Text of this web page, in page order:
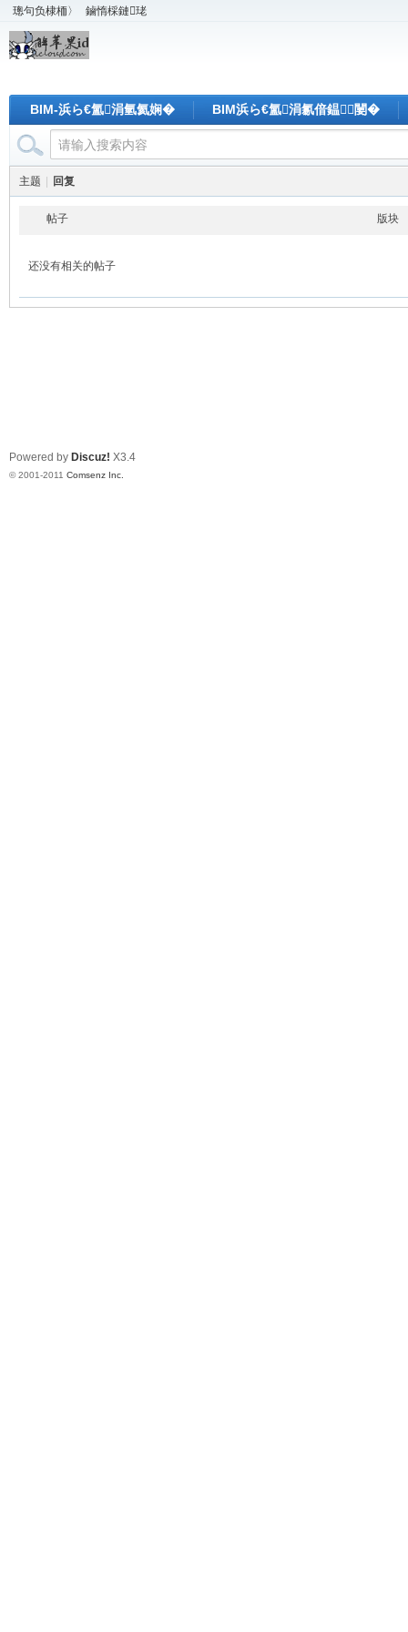
璁句负棣栭〉 鏀惰棌鏈珯
BIM-浜ら€氳涓氫氦娴� BIM浜ら€氳涓氱偣鎾闄�
主题 回复
帖子 版块
还没有相关的帖子
Powered by Discuz! X3.4
© 2001-2011 Comsenz Inc.